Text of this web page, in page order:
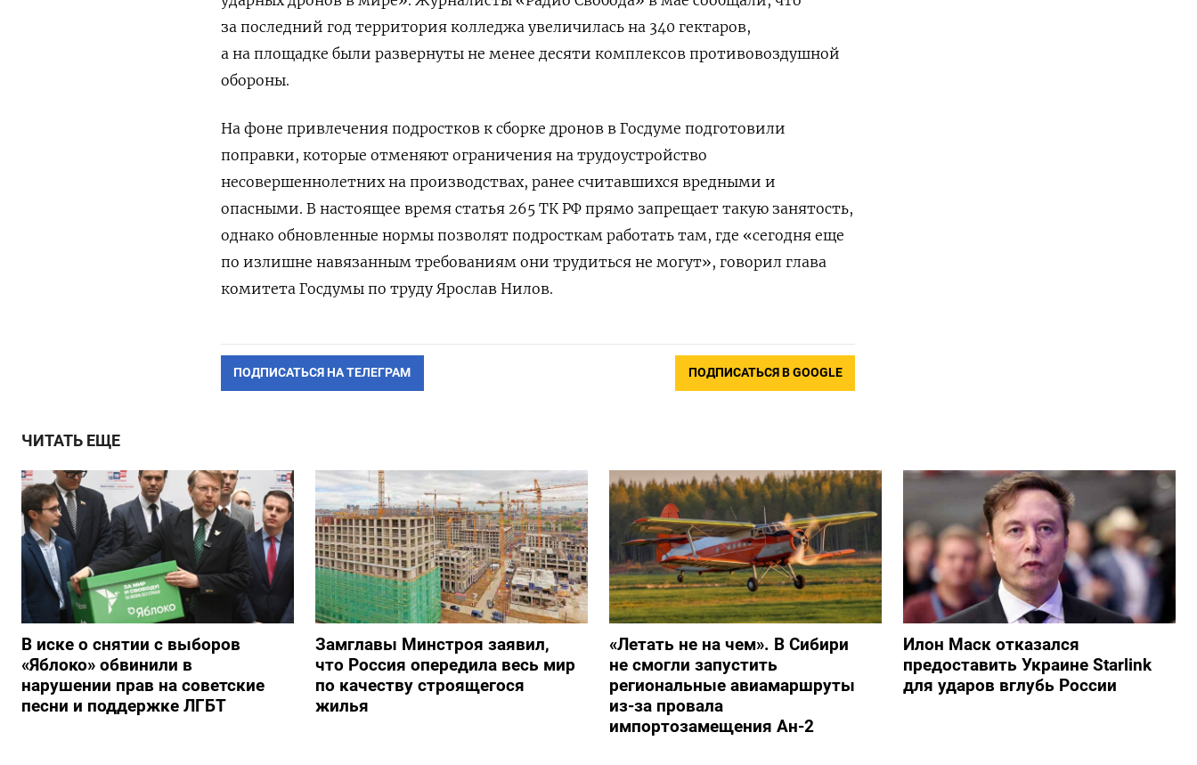
за последний год территория колледжа увеличилась на 340 гектаров,
а на площадке были развернуты не менее десяти комплексов противовоздушной
обороны.
На фоне привлечения подростков к сборке дронов в Госдуме подготовили
поправки, которые отменяют ограничения на трудоустройство
несовершеннолетних на производствах, ранее считавшихся вредными и
опасными. В настоящее время статья 265 ТК РФ прямо запрещает такую занятость,
однако обновленные нормы позволят подросткам работать там, где «сегодня еще
по излишне навязанным требованиям они трудиться не могут», говорил глава
комитета Госдумы по труду Ярослав Нилов.
ПОДПИСАТЬСЯ НА ТЕЛЕГРАМ ПОДПИСАТЬСЯ В GOOGLE
ЧИТАТЬ ЕЩЕ
В иске о снятии с выборов
«Яблоко» обвинили в
нарушении прав на советские
песни и поддержке ЛГБТ
Замглавы Минстроя заявил,
что Россия опередила весь мир
по качеству строящегося
жилья
«Летать не на чем». В Сибири
не смогли запустить
региональные авиамаршруты
из-за провала
импортозамещения Ан-2
Илон Маск отказался
предоставить Украине Starlink
для ударов вглубь России